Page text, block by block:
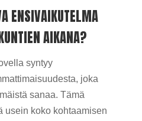
ENSIVAIKUTELMA
AIKANA?
syntyy
joka
sanaa. Tämä
usein koko kohtaamisen